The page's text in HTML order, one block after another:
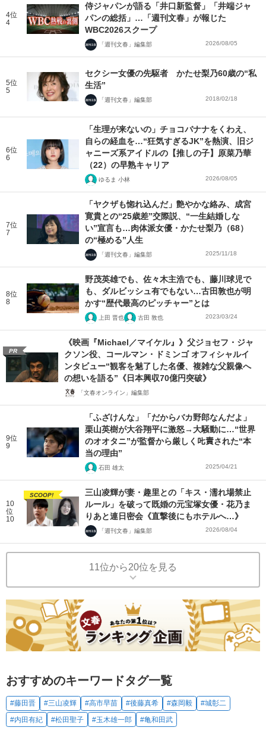
4位
4
侍ジャパンが語る「井口新監督」「井端ジャ
パンの総括」…「週刊文春」が報じた
WBC2026スクープ
「週刊文春」編集部 2026/08/05
5位
5
セクシー女優の先駆者 かたせ梨乃60歳の“私
生活”
「週刊文春」編集部 2018/02/18
6位
6
「生理が来ないの」チョコバナナをくわえ、
自らの経血を…“狂気すぎるJK”を熱演、旧ジ
ャニーズ系アイドルの【推しの子】原菜乃華
（22）の早熟キャリア
ゆるま 小林 2026/08/05
7位
7
「ヤクザも惚れ込んだ」艶やかな絡み、成宮
寛貴との“25歳差”交際説、“一生結婚しな
い”宣言も…肉体派女優・かたせ梨乃（68）
の“極める”人生
「週刊文春」編集部 2025/11/18
8位
8
野茂英雄でも、佐々木主浩でも、藤川球児で
も、ダルビッシュ有でもない…古田敦也が明
かす“歴代最高のピッチャー”とは
上田 晋也 古田 敦也 2023/03/24
PR
《映画『Michael／マイケル』》父ジョセフ・ジャ
クソン役、コールマン・ドミンゴ オフィシャルイ
ンタビュー“観客を魅了した名優、複雑な父親像へ
の想いを語る”《日本興収70億円突破》
「文春オンライン」編集部
9位
9
「ふざけんな」「だからバカ野郎なんだよ」
栗山英樹が大谷翔平に激怒→大騒動に…“世界
のオオタニ”が監督から厳しく𠮟責された“本
当の理由”
石田 雄太 2025/04/21
10
位
10
SCOOP!
三山凌輝が妻・趣里との「キス・濡れ場禁止
ルール」を破って既婚の元宝塚女優・花乃ま
りあと連日密会《直撃後にもホテルへ…》
「週刊文春」編集部 2026/08/04
11位から20位を見る
おすすめのキーワードタグ一覧
#藤田晋 #三山凌輝 #高市早苗 #後藤真希 #森岡毅
#城彰二
#内田有紀
#松田聖子 #玉木雄一郎 #亀和田武